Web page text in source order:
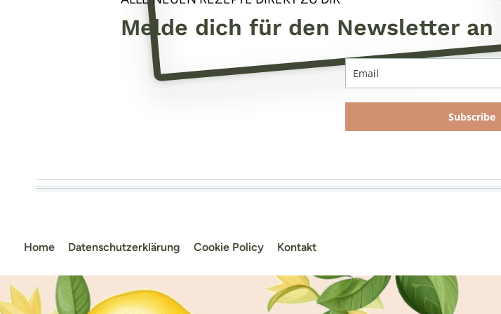
Melde dich für den Newsletter an
Subscribe
Home Datenschutzerklärung Cookie Policy Kontakt